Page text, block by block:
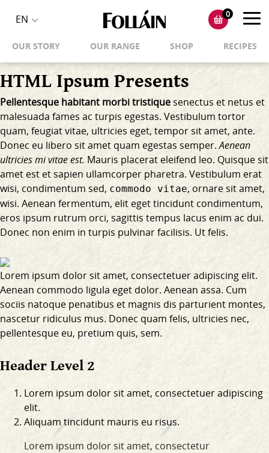
EN
language
selector
0
OUR STORY OUR RANGE SHOP RECIPES
HTML Ipsum Presents
Pellentesque habitant morbi tristiquesenectus et netus et
malesuada fames ac turpis egestas. Vestibulum tortor
quam, feugiat vitae, ultricies eget, tempor sit amet, ante.
Donec eu libero sit amet quam egestas semper.Aenean
ultricies mi vitae est. Mauris placerat eleifend leo. Quisque sit
amet est et sapien ullamcorper pharetra. Vestibulum erat
wisi, condimentum sed, commodo vitae, ornare sit amet,
wisi. Aenean fermentum, elit eget tincidunt condimentum,
eros ipsum rutrum orci, sagittis tempus lacus enim ac dui.
Donec non enim in turpis pulvinar facilisis. Ut felis.
Lorem ipsum dolor sit amet, consectetuer adipiscing elit.
Aenean commodo ligula eget dolor. Aenean assa. Cum
sociis natoque penatibus et magnis dis parturient montes,
nascetur ridiculus mus. Donec quam felis, ultricies nec,
pellentesque eu, pretium quis, sem.
Header Level 2
Lorem ipsum dolor sit amet, consectetuer adipiscing
elit.
Aliquam tincidunt mauris eu risus.
Lorem ipsum dolor sit amet, consectetur